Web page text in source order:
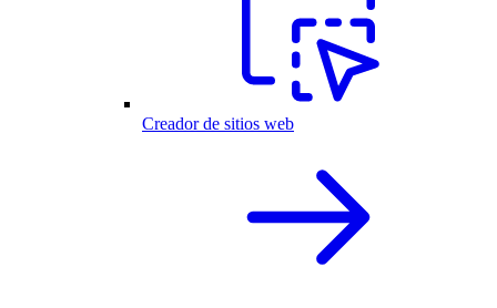
Creador de sitios web